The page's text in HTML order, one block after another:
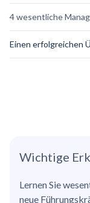
4 wesentliche
Einen erfolgreichen
Wichtige
Lernen Sie
neue